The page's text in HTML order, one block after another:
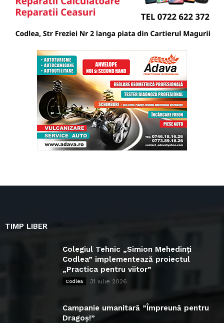
TIMP LIBER
Colegiul Tehnic „Simion Mehedinți
Codlea” implementează proiectul
„Practica pentru viitor”
Codlea 31 iulie 2026
Campanie umanitară ”Împreună pentru
Dragoș!”